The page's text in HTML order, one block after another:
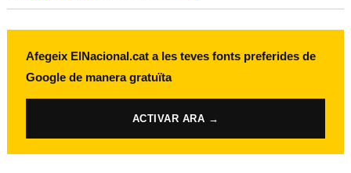
Afegeix ElNacional.cat a les teves fonts preferides de
Google de manera gratuïta
ACTIVAR ARA →